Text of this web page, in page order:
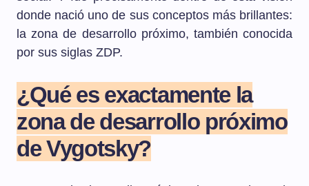
donde nació uno de sus conceptos más brillantes:
la zona de desarrollo próximo, también conocida
por sus siglas ZDP.
¿Qué es exactamente la
zona de desarrollo próximo
de Vygotsky?